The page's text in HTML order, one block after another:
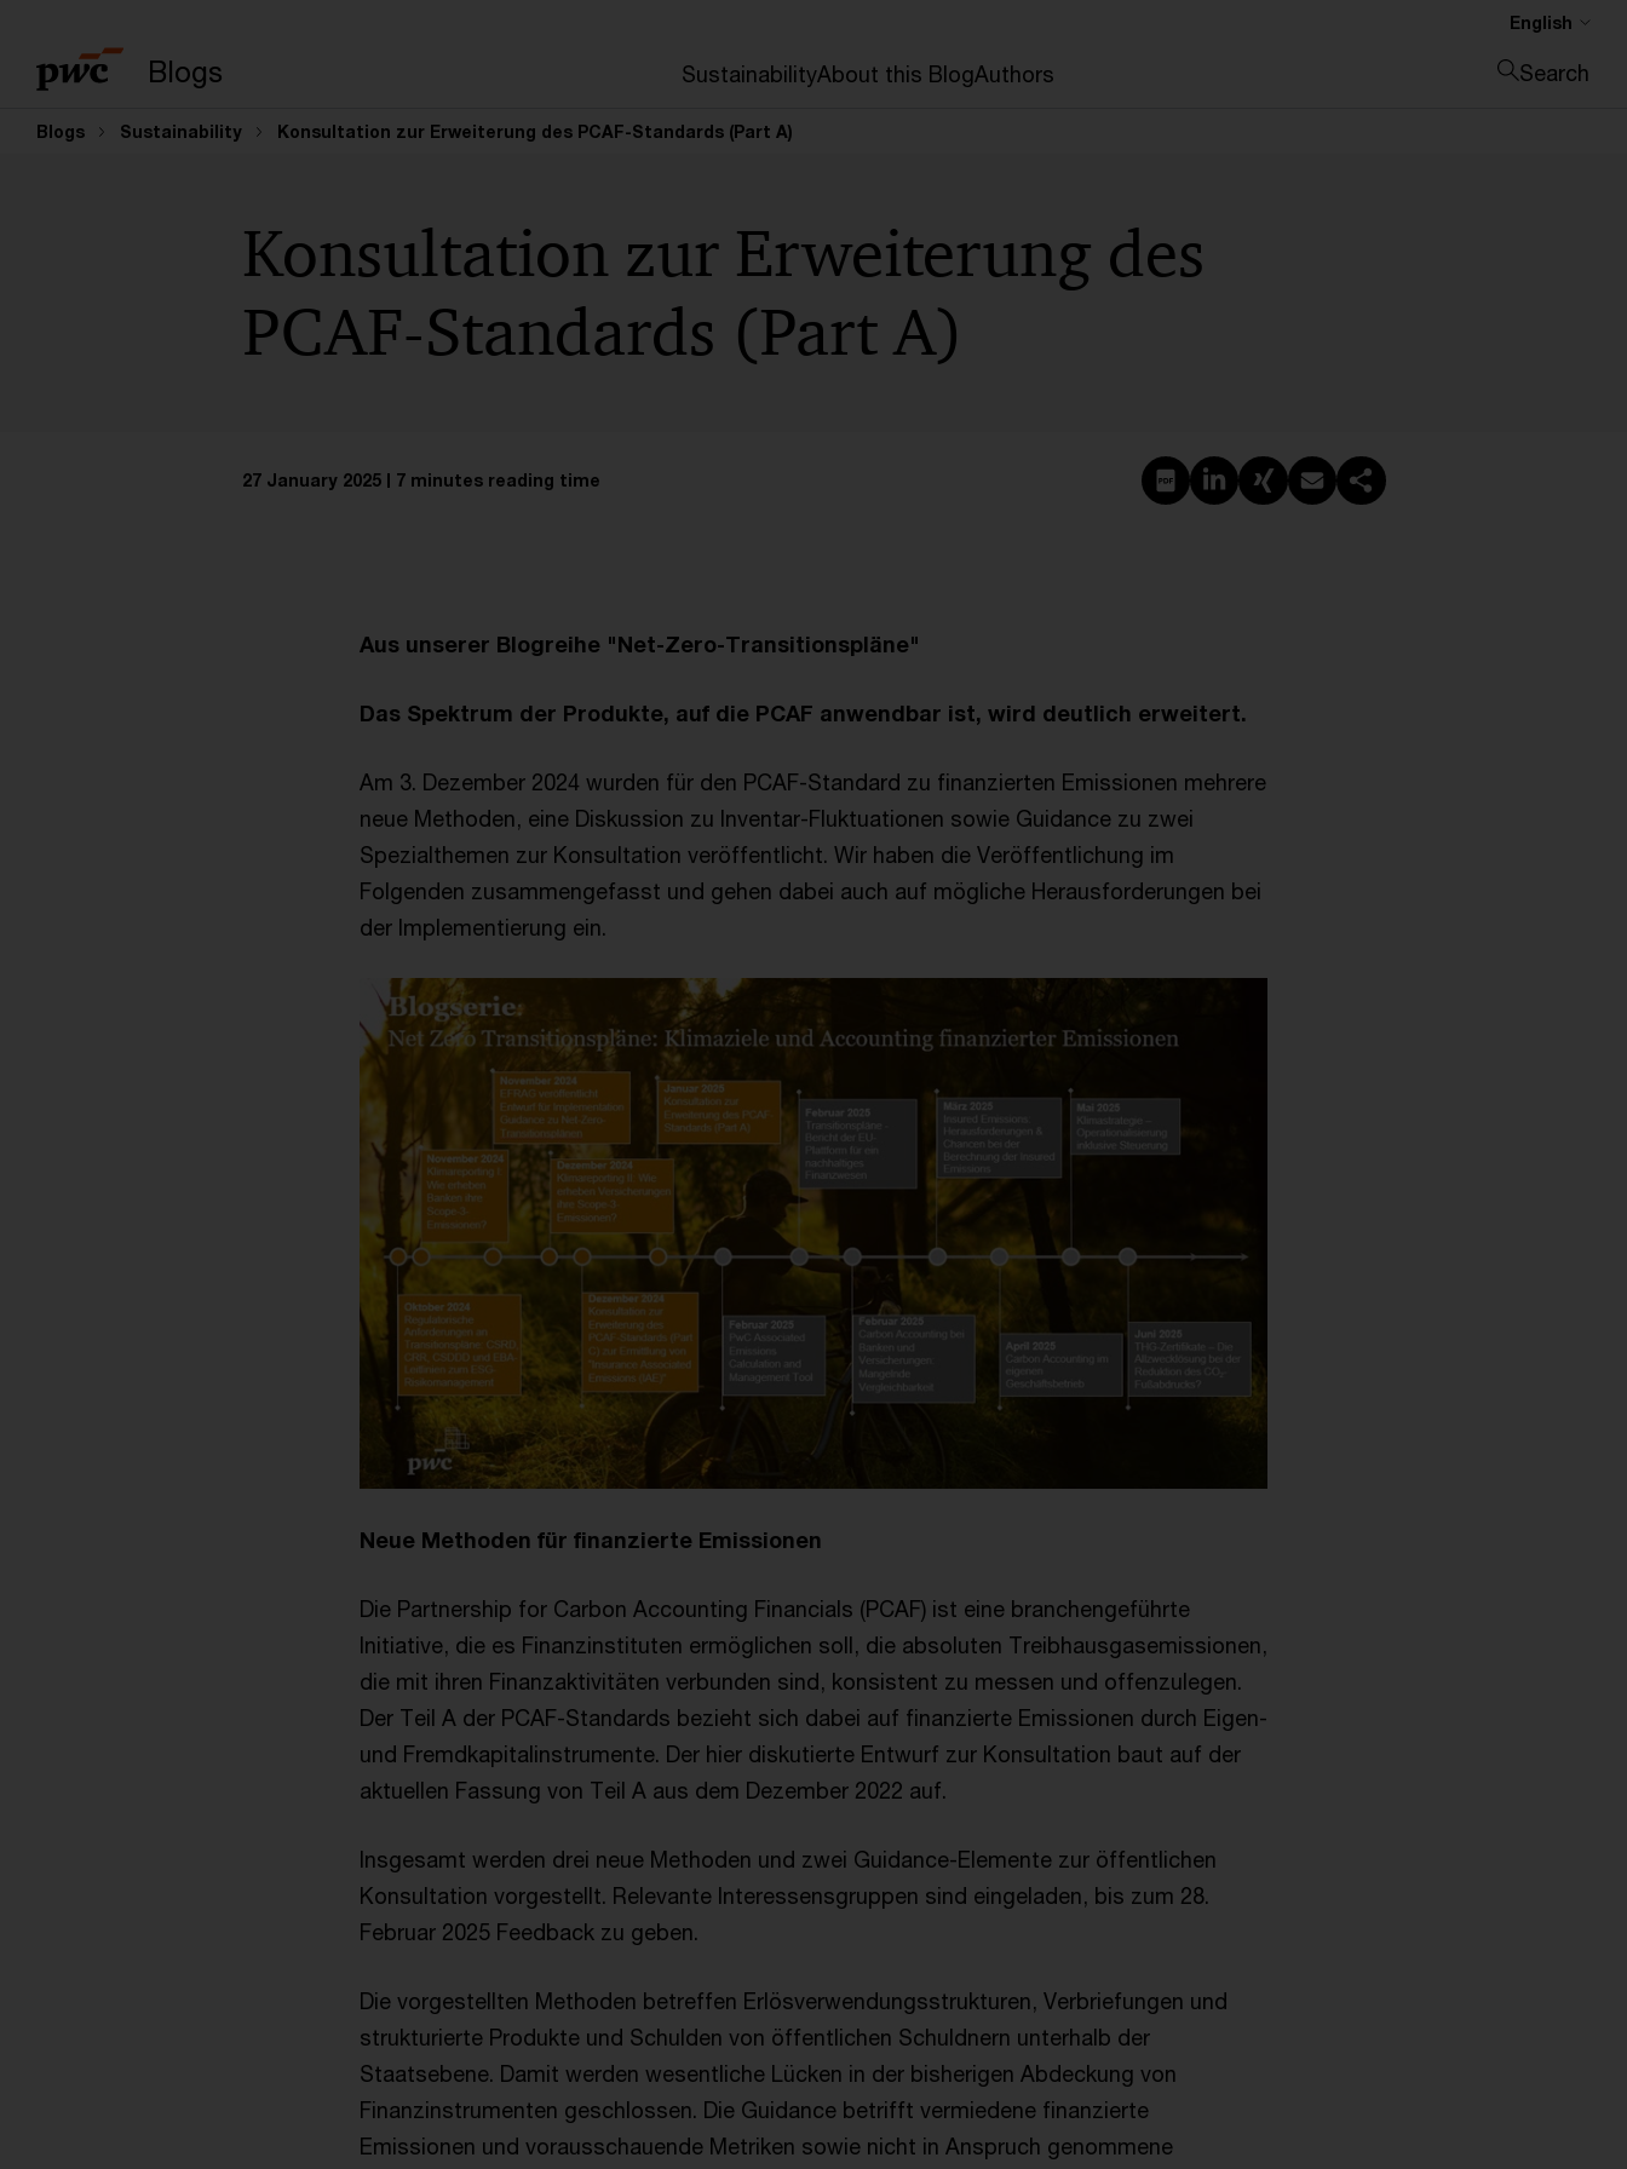
Blogs SustainabilityAbout this BlogAuthors
English
Search
Blogs Sustainability Konsultation zur Erweiterung des PCAF-Standards (Part A)
Konsultation zur Erweiterung des
PCAF-Standards (Part A)
27 January 2025 7 minutes reading time Create PDF
Share on LinkedIn
Share on Xing
Share via email
Copy link
Aus unserer Blogreihe "Net-Zero-Transitionspläne"
Das Spektrum der Produkte, auf die PCAF anwendbar ist, wird deutlich erweitert.
Am 3. Dezember 2024 wurden für den PCAF-Standard zu finanzierten Emissionen mehrere
neue Methoden, eine Diskussion zu Inventar-Fluktuationen sowie Guidance zu zwei
Spezialthemen zur Konsultation veröffentlicht. Wir haben die Veröffentlichung im
Folgenden zusammengefasst und gehen dabei auch auf mögliche Herausforderungen bei
der Implementierung ein.
Neue Methoden für finanzierte Emissionen
Die Partnership for Carbon Accounting Financials (PCAF) ist eine branchengeführte
Initiative, die es Finanzinstituten ermöglichen soll, die absoluten Treibhausgasemissionen,
die mit ihren Finanzaktivitäten verbunden sind, konsistent zu messen und offenzulegen.
Der Teil A der PCAF-Standards bezieht sich dabei auf finanzierte Emissionen durch Eigen-
und Fremdkapitalinstrumente. Der hier diskutierte Entwurf zur Konsultation baut auf der
aktuellen Fassung von Teil A aus dem Dezember 2022 auf.
Insgesamt werden drei neue Methoden und zwei Guidance-Elemente zur öffentlichen
Konsultation vorgestellt. Relevante Interessensgruppen sind eingeladen, bis zum 28.
Februar 2025 Feedback zu geben.
Die vorgestellten Methoden betreffen Erlösverwendungsstrukturen, Verbriefungen und
strukturierte Produkte und Schulden von öffentlichen Schuldnern unterhalb der
Staatsebene. Damit werden wesentliche Lücken in der bisherigen Abdeckung von
Finanzinstrumenten geschlossen. Die Guidance betrifft vermiedene finanzierte
Emissionen und vorausschauende Metriken sowie nicht in Anspruch genommene